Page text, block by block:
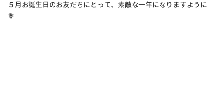
５月お誕生日のお友だちにとって、素敵な一年になりますように
💐